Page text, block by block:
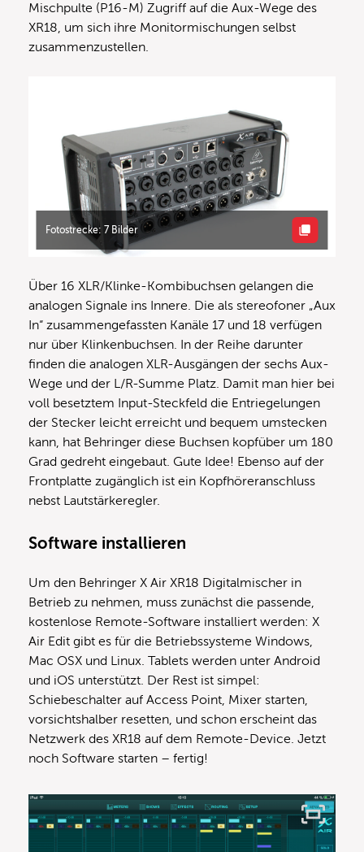
Mischpulte (P16-M) Zugriff auf die Aux-Wege des
XR18, um sich ihre Monitormischungen selbst
zusammenzustellen.
Fotostrecke: 7 Bilder
Über 16 XLR/Klinke-Kombibuchsen gelangen die
analogen Signale ins Innere. Die als stereofoner „Aux
In“ zusammengefassten Kanäle 17 und 18 verfügen
nur über Klinkenbuchsen. In der Reihe darunter
finden die analogen XLR-Ausgängen der sechs Aux-
Wege und der L/R-Summe Platz. Damit man hier bei
voll besetztem Input-Steckfeld die Entriegelungen
der Stecker leicht erreicht und bequem umstecken
kann, hat Behringer diese Buchsen kopfüber um 180
Grad gedreht eingebaut. Gute Idee! Ebenso auf der
Frontplatte zugänglich ist ein Kopfhöreranschluss
nebst Lautstärkeregler.
Software installieren
Um den Behringer X Air XR18 Digitalmischer in
Betrieb zu nehmen, muss zunächst die passende,
kostenlose Remote-Software installiert werden: X
Air Edit gibt es für die Betriebssysteme Windows,
Mac OSX und Linux. Tablets werden unter Android
und iOS unterstützt. Der Rest ist simpel:
Schiebeschalter auf Access Point, Mixer starten,
vorsichtshalber resetten, und schon erscheint das
Netzwerk des XR18 auf dem Remote-Device. Jetzt
noch Software starten – fertig!